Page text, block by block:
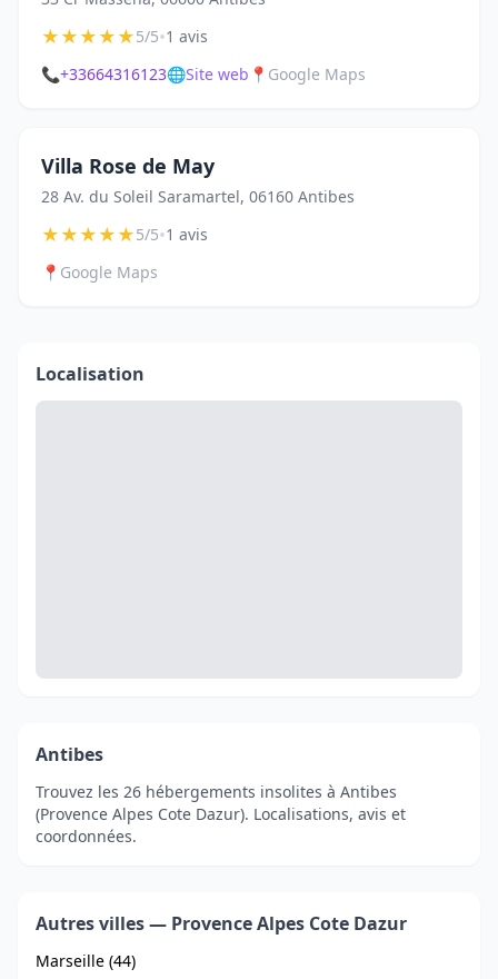
★★★★★5/5•1 avis
📞+33664316123🌐Site web 📍 Google Maps
Villa Rose de May
28 Av. du Soleil Saramartel, 06160 Antibes
★★★★★5/5•1 avis
📍 Google Maps
Localisation
Antibes
Trouvez les 26 hébergements insolites à Antibes
(Provence Alpes Cote Dazur). Localisations, avis et
coordonnées.
Autres villes — Provence Alpes Cote Dazur
Marseille (44)